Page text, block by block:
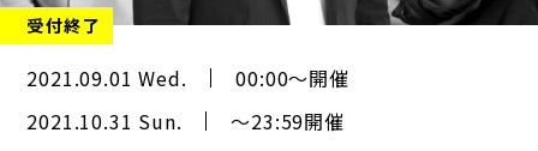
受付終了
2021.09.01 Wed.
00:00～開催
2021.10.31 Sun.
～23:59開催